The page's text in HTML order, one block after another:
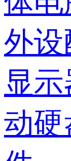
外设
显示
动硬